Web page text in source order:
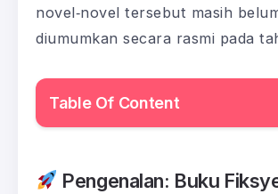
novel‑novel tersebut masih
diumumkan secara rasmi pada
Table Of Content
Pengenalan: Buku